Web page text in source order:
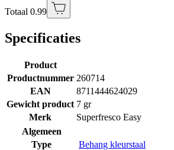
Totaal 0.99
Specificaties
Product
Productnummer 260714
EAN
8711444624029
Gewicht product 7 gr
Merk
Superfresco Easy
Algemeen
Type
Behang kleurstaal